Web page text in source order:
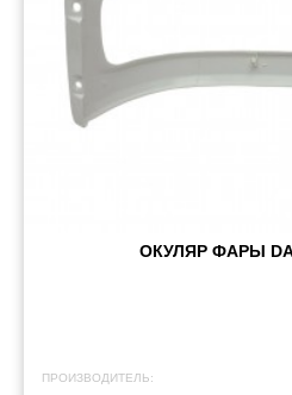
ОКУЛЯР ФАРЫ
ПРОИЗВОДИТЕЛЬ: